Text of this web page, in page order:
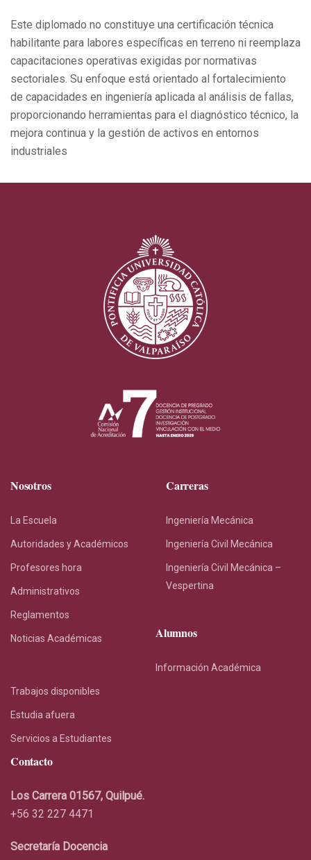
Este diplomado no constituye una certificación técnica
habilitante para labores específicas en terreno ni reemplaza
capacitaciones operativas exigidas por normativas
sectoriales. Su enfoque está orientado al fortalecimiento
de capacidades en ingeniería aplicada al análisis de fallas,
proporcionando herramientas para el diagnóstico técnico, la
mejora continua y la gestión de activos en entornos
industriales
Nosotros
La Escuela
Autoridades y Académicos
Profesores hora
Administrativos
Reglamentos
Noticias Académicas
Carreras
Ingeniería Mecánica
Ingeniería Civil Mecánica
Ingeniería Civil Mecánica –
Vespertina
Alumnos
Información Académica
Trabajos disponibles
Estudia afuera
Servicios a Estudiantes
Contacto
Los Carrera 01567, Quilpué.
+56 32 227 4471
Secretaría Docencia